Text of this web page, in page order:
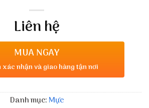
Liên hệ
MUA NGAY
xác nhận và giao hàng tận nơi
Danh mục: Mực